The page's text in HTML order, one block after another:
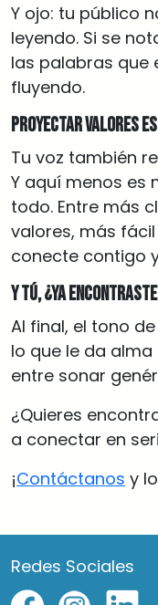
Y ojo: tu público
leyendo. Si se
las palabras que
fluyendo.
Proyectar valores
Tu voz también
Y aquí menos es
todo. Entre más
valores, más
conecte contigo
Y tú, ¿ya
Al final, el tono
lo que le da alma
entre sonar
¿Quieres
a conectar en
¡Contáctanos y
Redes Sociales